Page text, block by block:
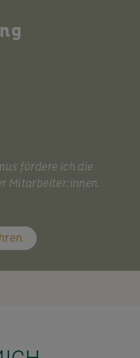
fördere ich die
Mitarbeiter:innen.